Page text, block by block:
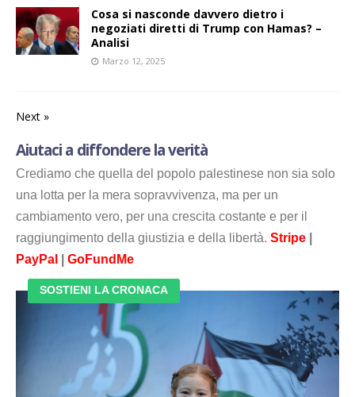
Cosa si nasconde davvero dietro i
negoziati diretti di Trump con Hamas? –
Analisi
Marzo 12, 2025
Next »
Aiutaci a diffondere la verità
Crediamo che quella del popolo palestinese non sia solo
una lotta per la mera sopravvivenza, ma per un
cambiamento vero, per una crescita costante e per il
raggiungimento della giustizia e della libertà. Stripe
PayPal
GoFundMe
SOSTIENI LA CRONACA